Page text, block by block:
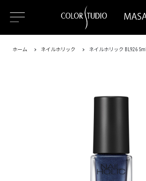
ホーム ネイルホリック ネイルホリック BL926 5mL